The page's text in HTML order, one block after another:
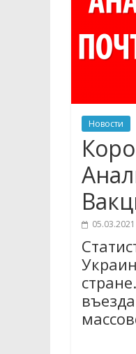
Новости
05.03.2021